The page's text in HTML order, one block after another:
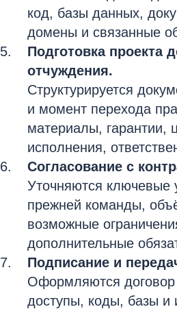
код, базы данных,
домены и связанные
Подготовка проекта
отчуждения.
Структурируется
и момент перехода
материалы, гарантии,
исполнения,
Согласование с
Уточняются ключевые
прежней команды,
возможные
дополнительные
Подписание и
Оформляются
доступы, коды, базы и